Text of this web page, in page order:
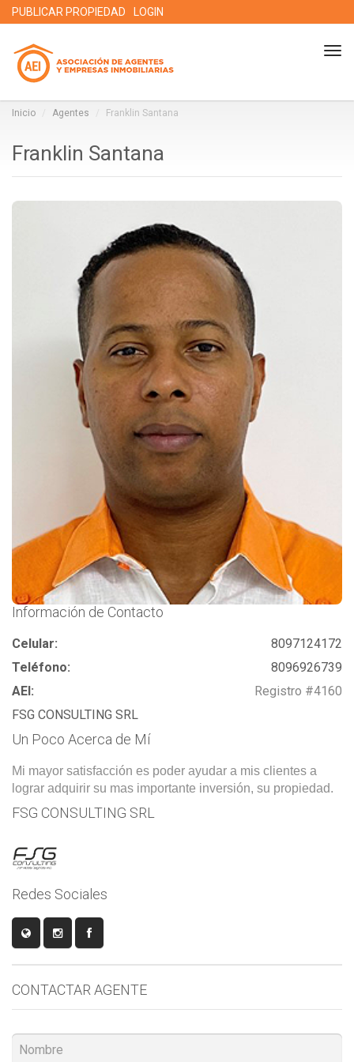
PUBLICAR PROPIEDAD LOGIN
Inicio Agentes Franklin Santana
Franklin Santana
Información de Contacto
Celular:
8097124172
Teléfono:
8096926739
AEI:
Registro #4160
FSG CONSULTING SRL
Un Poco Acerca de Mí
Mi mayor satisfacción es poder ayudar a mis clientes a
lograr adquirir su mas importante inversión, su propiedad.
FSG CONSULTING SRL
Redes Sociales
CONTACTAR AGENTE